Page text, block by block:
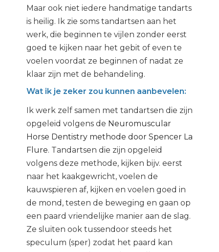
Maar ook niet iedere handmatige tandarts
is heilig. Ik zie soms tandartsen aan het
werk, die beginnen te vijlen zonder eerst
goed te kijken naar het gebit of even te
voelen voordat ze beginnen of nadat ze
klaar zijn met de behandeling.
Wat ik je zeker zou kunnen aanbevelen:
Ik werk zelf samen met tandartsen die zijn
opgeleid volgens de Neuromuscular
Horse Dentistry methode door Spencer La
Flure. Tandartsen die zijn opgeleid
volgens deze methode, kijken bijv. eerst
naar het kaakgewricht, voelen de
kauwspieren af, kijken en voelen goed in
de mond, testen de beweging en gaan op
een paard vriendelijke manier aan de slag.
Ze sluiten ook tussendoor steeds het
speculum (sper) zodat het paard kan